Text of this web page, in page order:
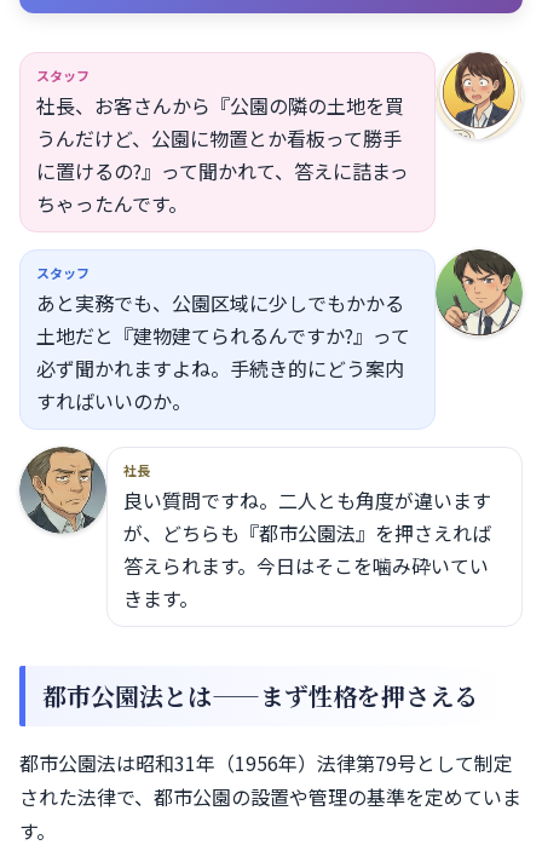
スタッフ
社長、お客さんから『公園の隣の土地を買
うんだけど、公園に物置とか看板って勝手
に置けるの?』って聞かれて、答えに詰まっ
ちゃったんです。
スタッフ
あと実務でも、公園区域に少しでもかかる
土地だと『建物建てられるんですか?』って
必ず聞かれますよね。手続き的にどう案内
すればいいのか。
社長
良い質問ですね。二人とも角度が違います
が、どちらも『都市公園法』を押さえれば
答えられます。今日はそこを噛み砕いてい
きます。
都市公園法とは——まず性格を押さえる
都市公園法は昭和31年（1956年）法律第79号として制定
された法律で、都市公園の設置や管理の基準を定めていま
す。